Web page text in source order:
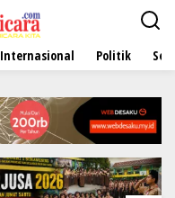
Internasional Politik